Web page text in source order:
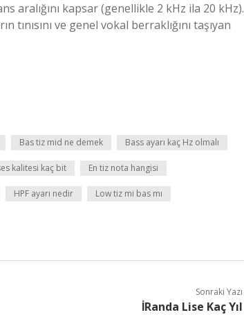
aralığını kapsar (genellikle 2 kHz ila 20 kHz).
ve genel vokal berraklığını taşıyan
Bas tiz mid ne demek Bass ayarı kaç Hz olmalı
kalitesi kaç bit En tiz nota hangisi
HPF ayarı nedir Low tiz mi bas mı
Sonraki Yazı
İRanda Lise Kaç Yıl